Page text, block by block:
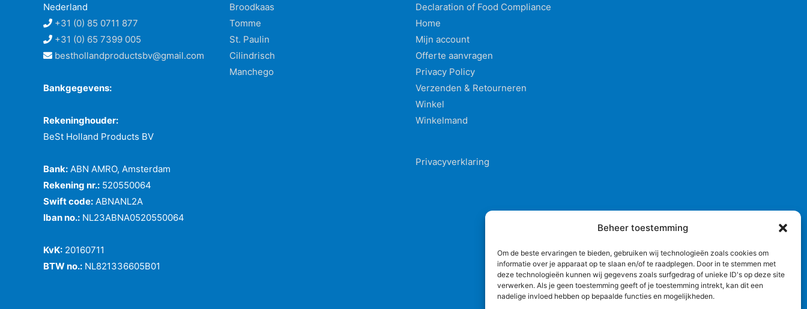
Beheer toestemming
Om de beste ervaringen te bieden, gebruiken wij technologieën zoals cookies om
informatie over je apparaat op te slaan en/of te raadplegen. Door in te stemmen met
deze technologieën kunnen wij gegevens zoals surfgedrag of unieke ID's op deze site
verwerken. Als je geen toestemming geeft of je toestemming intrekt, kan dit een
nadelige invloed hebben op bepaalde functies en mogelijkheden.
Nederland
+31 (0) 85 0711 877
+31 (0) 65 7399 005
besthollandproductsbv@gmail.com
Bankgegevens:
Rekeninghouder:
BeSt Holland Products BV
Bank: ABN AMRO, Amsterdam
Rekening nr.: 520550064
Swift code: ABNANL2A
Iban no.: NL23ABNA0520550064
KvK: 20160711
BTW no.: NL821336605B01
Broodkaas
Tomme
St. Paulin
Cilindrisch
Manchego
Declaration of Food Compliance
Home
Mijn account
Offerte aanvragen
Privacy Policy
Verzenden & Retourneren
Winkel
Winkelmand
Privacyverklaring